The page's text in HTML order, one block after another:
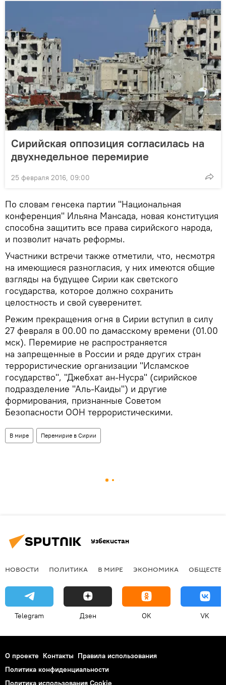
Сирийская оппозиция согласилась на
двухнедельное перемирие
25 февраля 2016, 09:00
По словам генсека партии "Национальная
конференция" Ильяна Мансада, новая конституция
способна защитить все права сирийского народа,
и позволит начать реформы.
Участники встречи также отметили, что, несмотря
на имеющиеся разногласия, у них имеются общие
взгляды на будущее Сирии как светского
государства, которое должно сохранить
целостность и свой суверенитет.
Режим прекращения огня в Сирии вступил в силу
27 февраля в 00.00 по дамасскому времени (01.00
мск). Перемирие не распространяется
на запрещенные в России и ряде других стран
террористические организации "Исламское
государство", "Джебхат ан-Нусра" (сирийское
подразделение "Аль-Каиды") и другие
формирования, признанные Советом
Безопасности ООН террористическими.
В мире Перемирие в Сирии
Узбекистан
НОВОСТИ ПОЛИТИКА В МИРЕ ЭКОНОМИКА
Telegram Дзен OK VK
О проекте Контакты Правила использования
Политика конфиденциальности
Политика использования Cookie